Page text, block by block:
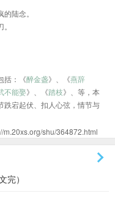
陆念。
括：《醉金盏》、《燕辞
不能娶》、《踏枝》、等，本
跌宕起伏、扣人心弦，情节与
m.20xs.org/shu/364872.html
完）